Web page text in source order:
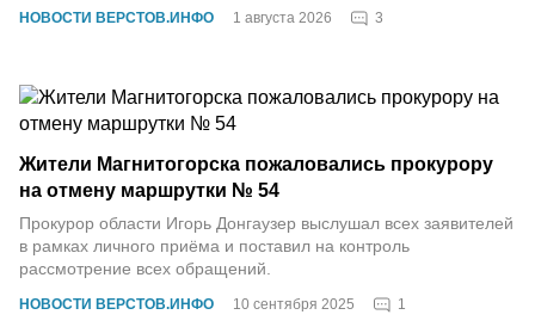
НОВОСТИ ВЕРСТОВ.ИНФО 1 августа 2026 3
НОВОСТИ ВЕРСТОВ.ИНФО 10 сентября 2025 1
Жители Магнитогорска пожаловались прокурору
на отмену маршрутки № 54
Прокурор области Игорь Донгаузер выслушал всех заявителей
в рамках личного приёма и поставил на контроль
рассмотрение всех обращений.